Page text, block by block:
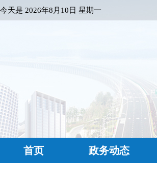
今天是 2026年8月10日 星期一
首页 政务动态